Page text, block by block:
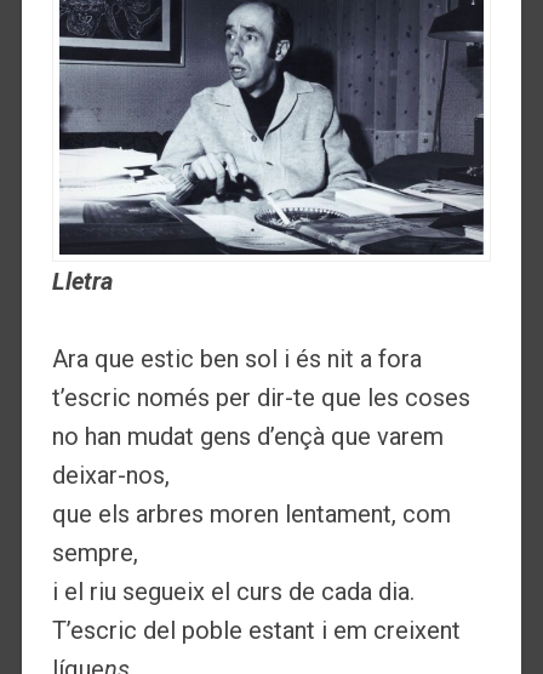
Lletra
Ara que estic ben sol i és nit a fora
t’escric només per dir-te que les coses
no han mudat gens d’ençà que varem
deixar-nos,
que els arbres moren lentament, com
sempre,
i el riu segueix el curs de cada dia.
T’escric del poble estant i em creixent